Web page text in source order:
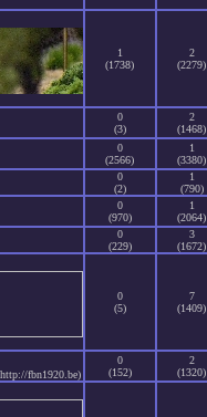
1
(1738)
2
(2279)
0
(3)
2
(1468)
0
(2566)
1
(3380)
0
(2)
1
(790)
0
(970)
1
(2064)
0
(229)
3
(1672)
0
(5)
7
(1409)
fbn1920.be)
0
(152)
2
(1320)